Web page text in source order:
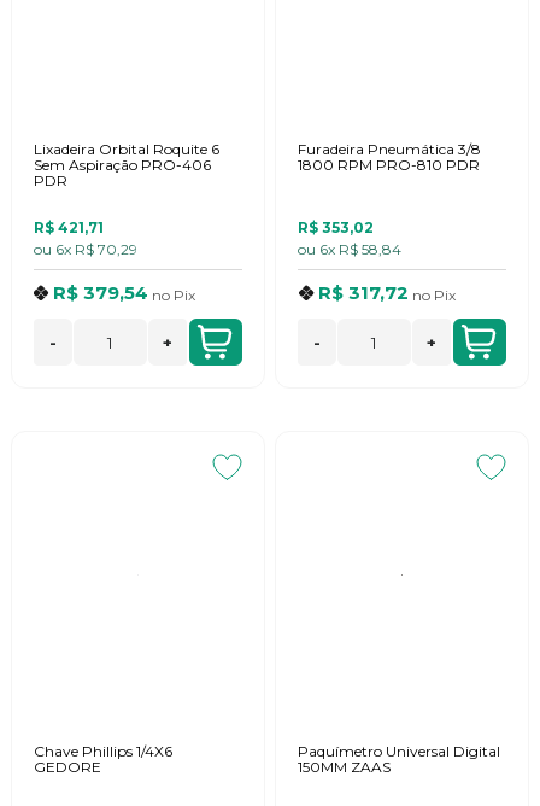
Lixadeira Orbital Roquite 6
Sem Aspiração PRO-406
PDR
R$ 421,71
ou 6x R$ 70,29
R$ 379,54 no Pix
- +
Furadeira Pneumática 3/8
1800 RPM PRO-810 PDR
R$ 353,02
ou 6x R$ 58,84
R$ 317,72 no Pix
- +
Chave Phillips 1/4X6
GEDORE
Paquímetro Universal Digital
150MM ZAAS